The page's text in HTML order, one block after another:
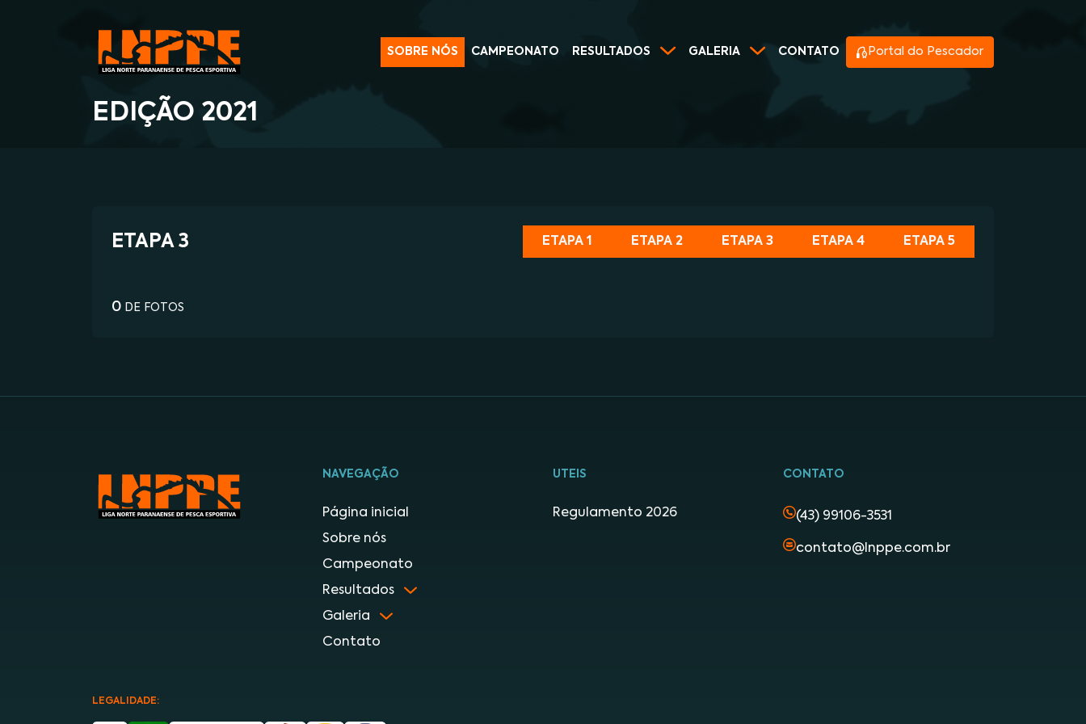
SOBRE NÓS CAMPEONATO RESULTADOS GALERIA CONTATO Portal do Pescador
EDIÇÃO 2021
ETAPA 3 ETAPA 1 ETAPA 2 ETAPA 3 ETAPA 4 ETAPA 5
0 DE FOTOS
NAVEGAÇÃO
Página inicial
Sobre nós
Campeonato
Resultados
Galeria
Contato
UTEIS
Regulamento 2026
CONTATO
(43) 99106-3531
contato@lnppe.com.br
LEGALIDADE: